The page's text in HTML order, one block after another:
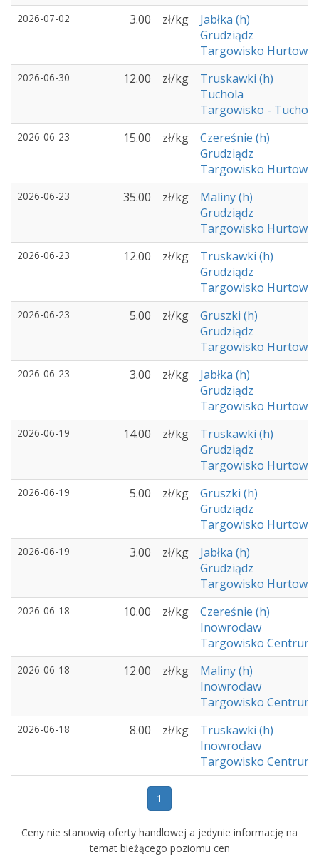
2026-07-02 3.00 zł/kg
Jabłka (h)
Grudziądz
Targowisko Hurtowe
2026-06-30 12.00 zł/kg
Truskawki (h)
Tuchola
Targowisko - Tuchola
2026-06-23 15.00 zł/kg
Czereśnie (h)
Grudziądz
Targowisko Hurtowe
2026-06-23 35.00 zł/kg
Maliny (h)
Grudziądz
Targowisko Hurtowe
2026-06-23 12.00 zł/kg
Truskawki (h)
Grudziądz
Targowisko Hurtowe
2026-06-23 5.00 zł/kg
Gruszki (h)
Grudziądz
Targowisko Hurtowe
2026-06-23 3.00 zł/kg
Jabłka (h)
Grudziądz
Targowisko Hurtowe
2026-06-19 14.00 zł/kg
Truskawki (h)
Grudziądz
Targowisko Hurtowe
2026-06-19 5.00 zł/kg
Gruszki (h)
Grudziądz
Targowisko Hurtowe
2026-06-19 3.00 zł/kg
Jabłka (h)
Grudziądz
Targowisko Hurtowe
2026-06-18 10.00 zł/kg
Czereśnie (h)
Inowrocław
Targowisko Centrum
2026-06-18 12.00 zł/kg
Maliny (h)
Inowrocław
Targowisko Centrum
2026-06-18 8.00 zł/kg
Truskawki (h)
Inowrocław
Targowisko Centrum
1
Ceny nie stanowią oferty handlowej a jedynie informację na
temat bieżącego poziomu cen